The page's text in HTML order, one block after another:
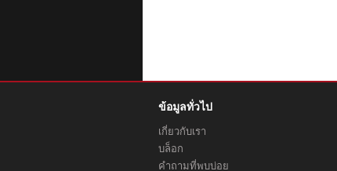
ข้อมูลทั่วไป
เกี่ยวกับเรา
บล็อก
คำถามที่พบบ่อย